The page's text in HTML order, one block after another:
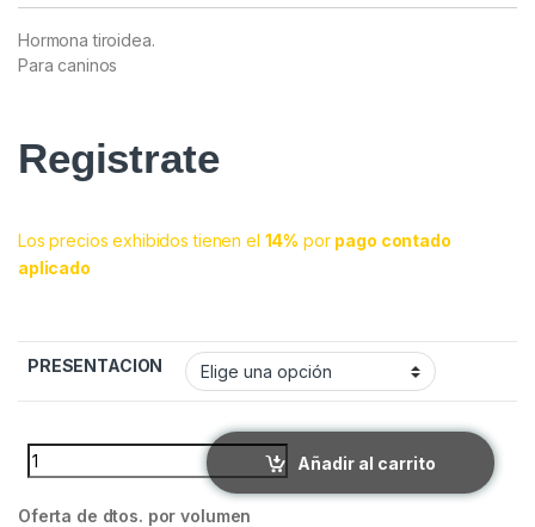
Hormona tiroidea.
Para caninos
Registrate
Los precios exhibidos tienen el 14% por pago contado
aplicado
PRESENTACION
T4 LAMAR quantity
Añadir al carrito
Oferta de dtos. por volumen